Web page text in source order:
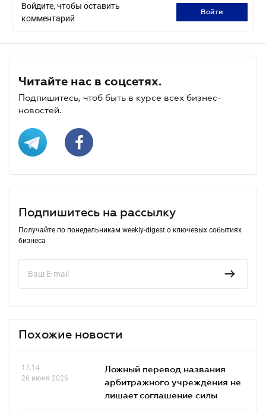
Войдите, чтобы оставить
комментарий
войти
Читайте нас в соцсетях.
Подпишитесь, чтоб быть в курсе всех бизнес-
новостей.
Подпишитесь на рассылку
Получайте по понедельникам weekly-digest о ключевых событиях
бизнеса
Похожие новости
17.14
26 июня 2026
Ложный перевод названия
арбитражного учреждения не
лишает соглашение силы